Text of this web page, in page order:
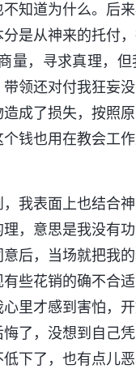
知道为什么。后
是从神来的托付
量，寻求真理，
领还对付我狂妄
成了损失，按照
钱也用在教会工
我表面上也结合
，意思是我没有
后，当场就把我
些花销的确不合
里才感到害怕，
了，没想到自己
下了，也有点儿